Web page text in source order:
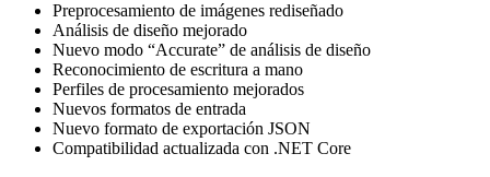
Preprocesamiento de imágenes rediseñado
Análisis de diseño mejorado
Nuevo modo “Accurate” de análisis de diseño
Reconocimiento de escritura a mano
Perfiles de procesamiento mejorados
Nuevos formatos de entrada
Nuevo formato de exportación JSON
Compatibilidad actualizada con .NET Core